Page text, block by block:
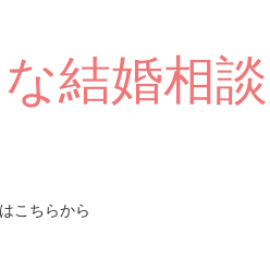
結婚相
こちらから